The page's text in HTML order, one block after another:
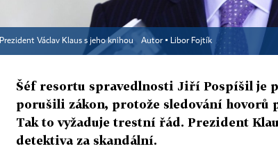
Prezident Václav Klaus s jeho knihou Autor ▪ Libor Fojtík
Šéf resortu spravedlnosti Jiří Pospíšil je
porušili zákon, protože sledování hovorů
Tak to vyžaduje trestní řád. Prezident
detektiva za skandální.